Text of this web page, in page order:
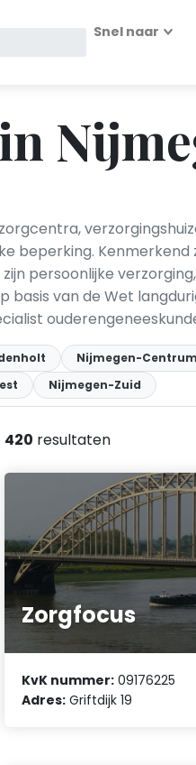
Snel naar
beperking.
persoonlijke
van de Wet
Nijmegen-Centrum
Nijmegen-Zuid
420 resultaten
Zorgfocus
KvK nummer: 09176225
Adres: Griftdijk 19